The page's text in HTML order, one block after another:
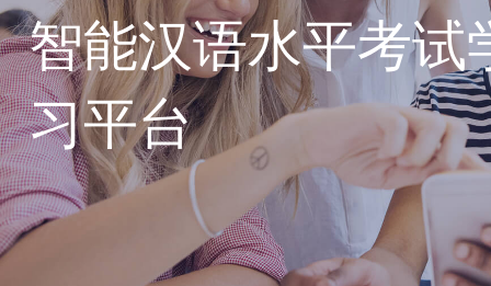
智能汉语水平考试
习平台